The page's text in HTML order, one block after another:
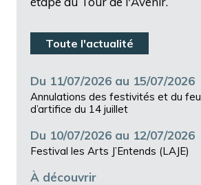
Toute l'actualité
Du 11/07/2026 au 15/07/2026
Annulations des festivités et du feu
d’artifice du 14 juillet
Du 10/07/2026 au 12/07/2026
Festival les Arts J’Entends (LAJE)
À découvrir